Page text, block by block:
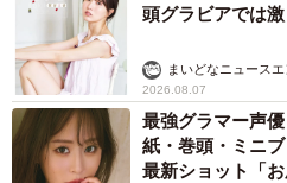
回答者からは、「夫婦生活を
だと、正直私自身が萎えてしま
せられました。
頭グラビアでは
まいどなニュース
2026.08.07
最強グラマー声
紙・巻頭・ミニ
最新ショット「